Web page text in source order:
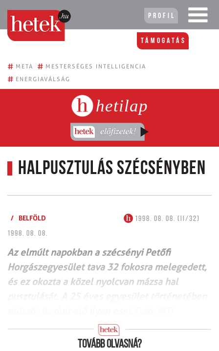
Profil
Támogatás
# META # MESTERSÉGES INTELLIGENCIA
# ENERGIAVÁLSÁG
hetilap
Halpusztulás Szécsényben
/ BELFÖLD
1998. 08. 08. (II/32)
1998. 08. 08.
Az elmúlt napokban a szécsényi Petőfi
Horgászegyesület tava 32 fokosra melegedett,
és ez okozta a közel nyolcvan mázsa hal
Tovább olvasná?